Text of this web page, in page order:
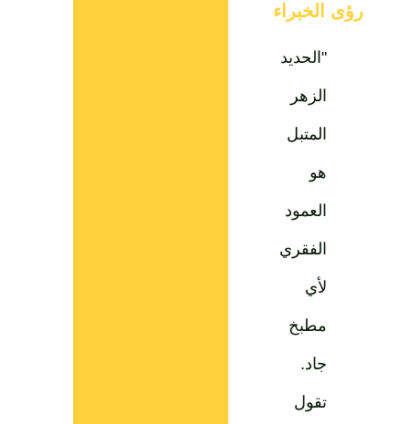
رؤى الخبراء
"الحديد
الزهر
المتبل
العمود
الفقري
مطبخ
تقول